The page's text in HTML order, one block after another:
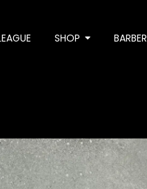
SHOP BARBER